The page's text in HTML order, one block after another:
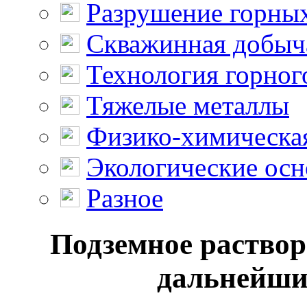
Разрушение
Скважинная
Технология
Тяжелые металлы
Физико-
Экологические
Разное
Подземное